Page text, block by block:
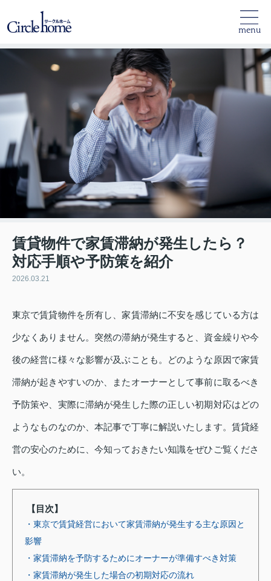
menu
賃貸物件で家賃滞納が発生したら？
対応手順や予防策を紹介
2026.03.21
東京で賃貸物件を所有し、家賃滞納に不安を感じている方は
少なくありません。突然の滞納が発生すると、資金繰りや今
後の経営に様々な影響が及ぶことも。どのような原因で家賃
滞納が起きやすいのか、またオーナーとして事前に取るべき
予防策や、実際に滞納が発生した際の正しい初期対応はどの
ようなものなのか、本記事で丁寧に解説いたします。賃貸経
営の安心のために、今知っておきたい知識をぜひご覧くださ
い。
【目次】
・東京で賃貸経営において家賃滞納が発生する主な原因と
影響
・家賃滞納を予防するためにオーナーが準備すべき対策
・家賃滞納が発生した場合の初期対応の流れ